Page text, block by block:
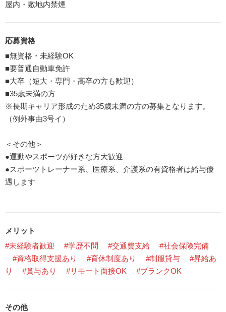
屋内・敷地内禁煙
応募資格
■無資格・未経験OK
■要普通自動車免許
■大卒（短大・専門・高卒の方も歓迎）
■35歳未満の方
※長期キャリア形成のため35歳未満の方の募集となります。
（例外事由3号イ）
＜その他＞
●運動やスポーツが好きな方大歓迎
●スポーツトレーナー系、医療系、介護系の有資格者は給与優
遇します
メリット
#未経験者歓迎
#学歴不問 #交通費支給
#社会保険完備
#資格取得支援あり
#育休制度あり #制服貸与
#昇給あ
り
#賞与あり #リモート面接OK #ブランクOK
その他